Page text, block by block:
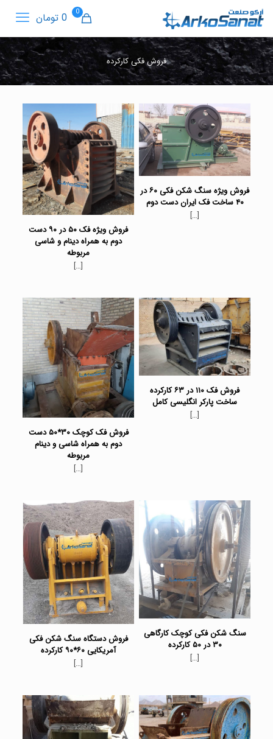
0 0 تومان
فروش فکی کارکرده
فروش ویژه سنگ شکن فکی ۶۰ در
۴۰ ساخت فک ایران دست دوم
[…]
فروش ویژه فک ۵۰ در ۹۰ دست
دوم به همراه دینام و شاسی
مربوطه
[…]
فروش فک ۱۱۰ در ۶۳ کارکرده
ساخت پارکر انگلیسی کامل
[…]
فروش فک کوچک ۳۰*۵۰ دست
دوم به همراه شاسی و دینام
مربوطه
[…]
سنگ شکن فکی کوچک کارگاهی
۳۰ در ۵۰ کارکرده
[…]
فروش دستگاه سنگ شکن فکی
آمریکایی ۶۰*۹۰ کارکرده
[…]